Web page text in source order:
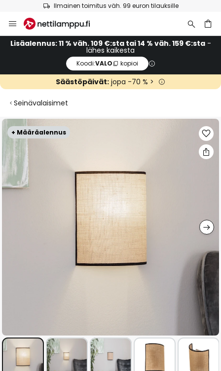
Ilmainen toimitus väh. 99 euron tilauksille
to
Content
Lisäalennus: 11 % väh. 109 €:sta tai 14 % väh. 159 €:sta-
lähes kaikesta
Koodi:VALO kopioi
Säästöpäivät: jopa -70 % >
Seinävalaisimet
+ Määräalennus
Skip
to
end
of
the